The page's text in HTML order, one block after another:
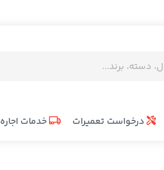
درخواست تعمیرات خدمات اجاره